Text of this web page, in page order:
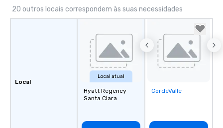
20 outros locais correspondem às suas necessidades
Local
Local atual
Hyatt Regency
Santa Clara
Removed from
CordeValle